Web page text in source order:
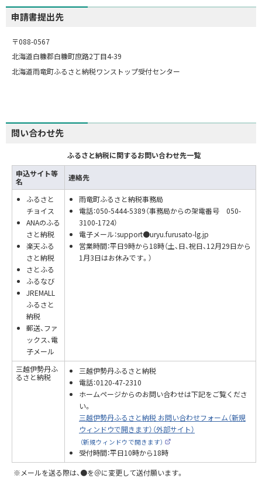
申請書提出先
〒088-0567
北海道白糠郡白糠町庶路2丁目4-39
北海道雨竜町ふるさと納税ワンストップ受付センター
問い合わせ先
ふるさと納税に関するお問い合わせ先一覧
申込サイト等
名
連絡先
ふるさと
チョイス
ANAのふる
さと納税
楽天ふる
さと納税
さとふる
ふるなび
JREMALL
ふるさと
納税
郵送、ファ
ックス、電
子メール
雨竜町ふるさと納税事務局
電話：050-5444-5389（事務局からの架電番号 050-
3100-1724）
電子メール：support●uryu.furusato-lg.jp
営業時間：平日9時から18時（土、日、祝日、12月29日から
1月3日はお休みです。）
三越伊勢丹ふ
るさと納税
三越伊勢丹ふるさと納税
電話：0120-47-2310
ホームページからのお問い合わせは下記をご覧くださ
い。
三越伊勢丹ふるさと納税 お問い合わせフォーム（新規
ウィンドウで開きます）（外部サイト）
（新規ウィンドウで開きます）
（
外
部
サ
イ
受付時間：平日10時から18時
※メールを送る際は、●を＠に変更して送付願います。